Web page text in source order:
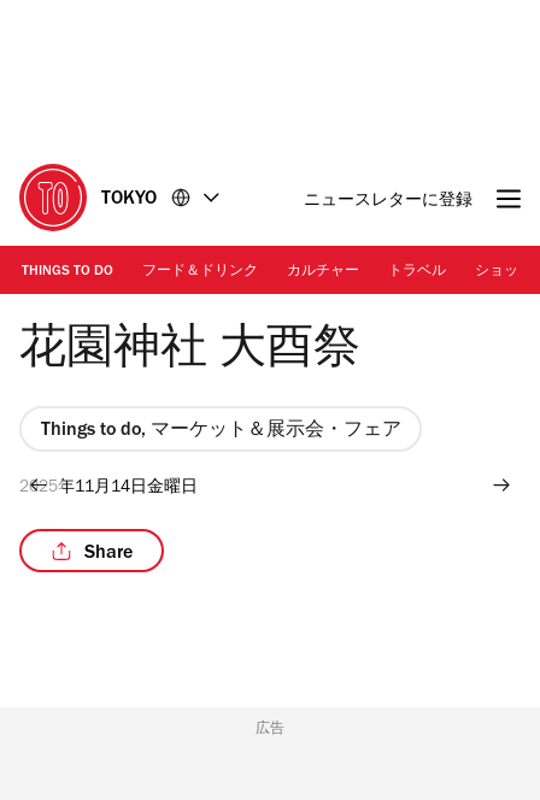
に
移
動
移
動
TOKYO ニュースレターに登録
THINGS TO DO フード＆ドリンク カルチャー トラベル ショッピ
Photo: Hanazono Shrine
花園神社 大酉祭
Things to do, マーケット＆展示会・フェア
2025年11月14日金曜日
Share
広告